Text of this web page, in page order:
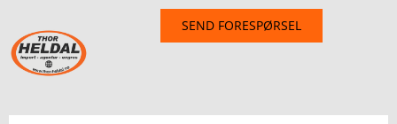
SEND FORESPØRSEL